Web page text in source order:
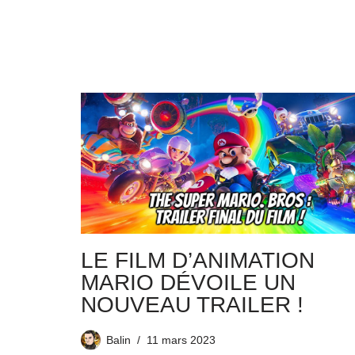
LE FILM D’ANIMATION
MARIO DÉVOILE UN
NOUVEAU TRAILER !
Balin 11 mars 2023